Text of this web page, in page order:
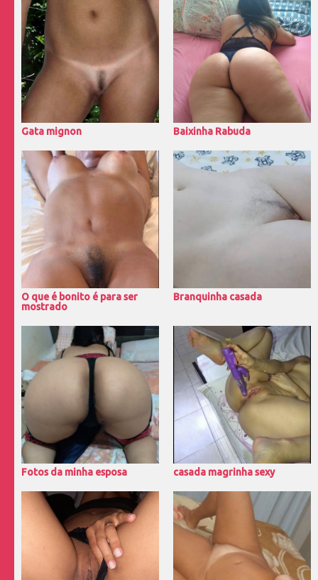
Gata mignon Baixinha Rabuda
O que é bonito é para ser
mostrado
Branquinha casada
Fotos da minha esposa casada magrinha sexy